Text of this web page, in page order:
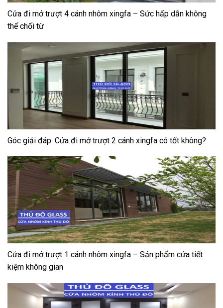
Cửa đi mở trượt 4 cánh nhôm xingfa – Sức hấp dẫn không
thể chối từ
Góc giải đáp: Cửa đi mở trượt 2 cánh xingfa có tốt không?
Cửa đi mở trượt 1 cánh nhôm xingfa – Sản phẩm cửa tiết
kiệm không gian